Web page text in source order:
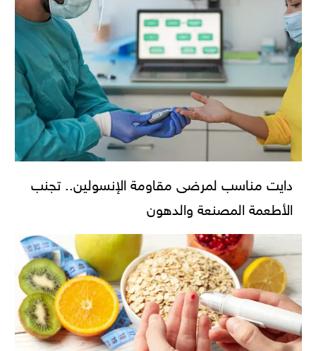
دايت مناسب لمرضى مقاومة الإنسولين.. تجنب
الأطعمة المصنعة والدهون